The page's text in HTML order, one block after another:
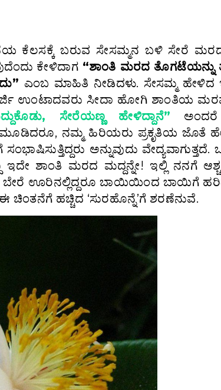
ಕೆಲಸಕ್ಕೆ ಬರುವ ಸೇಸಮ್ಮನ ಬಳಿ ಸೇರೆ
ಕೇಳಿದಾಗ “ಶಾಂತಿ ಮರದ ತೊಗಟೆಯನ್ನು
ಎಂಬ ಮಾಹಿತಿ ನೀಡಿದಳು. ಸೇಸಮ್ಮ ಹೇಳಿದ
ಉಂಟಾದವರು ಸೀದಾ ಹೋಗಿ ಶಾಂತಿಯ
ಸೇರೆಯಣ್ಣ ಹೇಳಿದ್ದಾನೆ”
ನಮ್ಮ ಹಿರಿಯರು ಪ್ರಕೃತಿಯ ಜೊತೆ
ಅನ್ನುವುದು
ಶಾಂತಿ ಮರದ ಮದ್ದನ್ನೇ! ಇಲ್ಲಿ ನನಗೆ
ಊರಿನಲ್ಲಿದ್ದರೂ ಬಾಯಿಯಿಂದ ಬಾಯಿಗೆ
ಚಿಂತನೆಗೆ ಹಚ್ಚಿದ ‘ಸುರಹೊನ್ನೆ’ಗೆ ಶರಣೆನುವೆ.